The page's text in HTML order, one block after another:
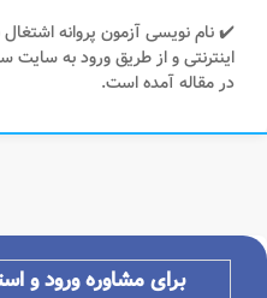
✔️ نام نویسی آزمون پروانه
اینترنتی و از طریق ورود به
در مقاله آمده است.
برای مشاوره ورود و